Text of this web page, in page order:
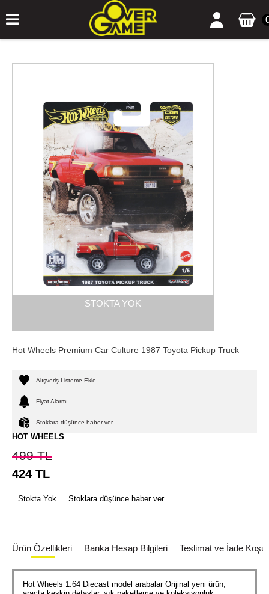
STOKTA YOK
Hot Wheels Premium Car Culture 1987 Toyota Pickup Truck
Alışveriş Listeme Ekle
Fiyat Alarmı
Stoklara düşünce haber ver
HOT WHEELS
499TL
424 TL
Stokta Yok Stoklara düşünce haber ver
Ürün Özellikleri Banka Hesap Bilgileri Teslimat ve İade
Hot Wheels 1:64 Diecast model arabalar Orijinal yeni ürün,